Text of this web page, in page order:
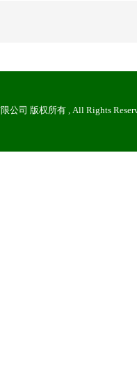
公司 版权所有 , All Rights